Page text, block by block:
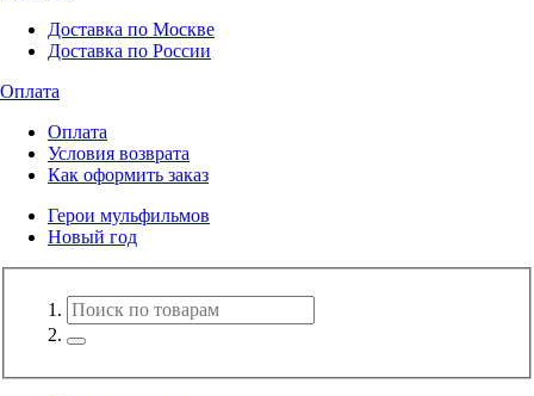
Доставка по Москве
Доставка по России
Оплата
Оплата
Условия возврата
Как оформить заказ
Герои мульфильмов
Новый год